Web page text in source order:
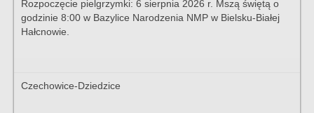
Rozpoczęcie pielgrzymki: 6 sierpnia 2026 r. Mszą świętą o
godzinie 8:00 w Bazylice Narodzenia NMP w Bielsku-Białej
Hałcnowie.
Czechowice-Dziedzice